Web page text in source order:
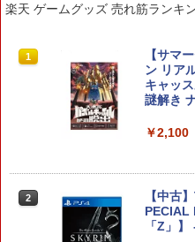
1
Joy-
トグリ
￥9,980
2
任天堂
トパー
JABAB
ン]
1
ソニー
メント
MR1J
￥4,968
楽天 ゲームグッズ 売れ筋ランキ
1
【サマ
ン リア
キャッ
謎解き
￥2,100
2
【中古
PECIAL
「Z」